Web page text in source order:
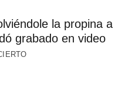
la propina a
grabado en video